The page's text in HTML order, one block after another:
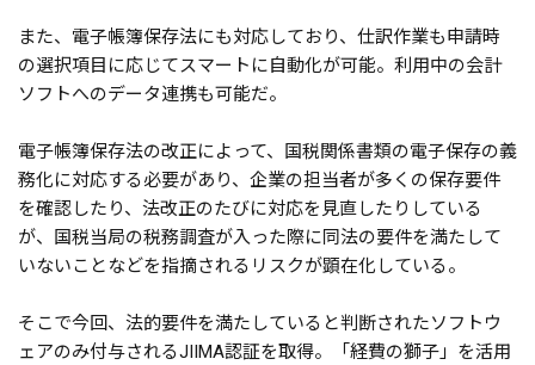
また、電子帳簿保存法にも対応しており、仕訳作業も申請時
の選択項目に応じてスマートに自動化が可能。利用中の会計
ソフトへのデータ連携も可能だ。
電子帳簿保存法の改正によって、国税関係書類の電子保存の義
務化に対応する必要があり、企業の担当者が多くの保存要件
を確認したり、法改正のたびに対応を見直したりしている
が、国税当局の税務調査が入った際に同法の要件を満たして
いないことなどを指摘されるリスクが顕在化している。
そこで今回、法的要件を満たしていると判断されたソフトウ
ェアのみ付与されるJIIMA認証を取得。「経費の獅子」を活用